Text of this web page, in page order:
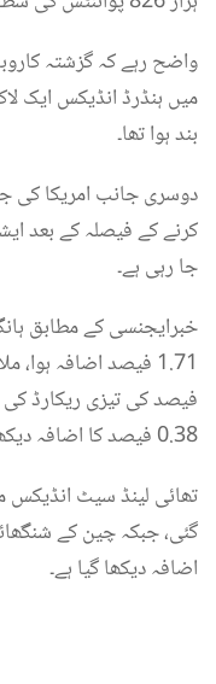
واضح رہے کہ گزشتہ
بند ہوا تھا۔
دوسری جانب امریکا کی
کرنے کے فیصلہ کے بعد
جا رہی ہے۔
خبرایجنسی کے مطابق
فیصد کی تیزی ریکارڈ
0.38 فیصد کا اضافہ دیکھنے میں آیا ہے۔
اضافہ دیکھا گیا ہے۔